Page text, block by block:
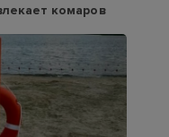
комаров